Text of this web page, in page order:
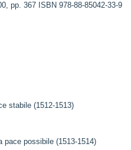
pp. 367 ISBN 978-88-85042-33-9
stabile (1512-1513)
pace possibile (1513-1514)